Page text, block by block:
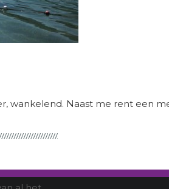
wankelend. Naast me rent een